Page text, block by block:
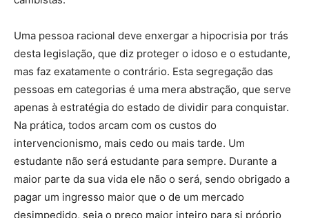
Uma pessoa racional deve enxergar a hipocrisia por trás
desta legislação, que diz proteger o idoso e o estudante,
mas faz exatamente o contrário. Esta segregação das
pessoas em categorias é uma mera abstração, que serve
apenas à estratégia do estado de dividir para conquistar.
Na prática, todos arcam com os custos do
intervencionismo, mais cedo ou mais tarde. Um
estudante não será estudante para sempre. Durante a
maior parte da sua vida ele não o será, sendo obrigado a
pagar um ingresso maior que o de um mercado
desimpedido, seja o preço maior inteiro para si próprio